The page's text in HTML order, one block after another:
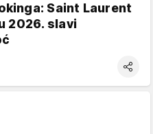
Saint Laurent
2026. slavi